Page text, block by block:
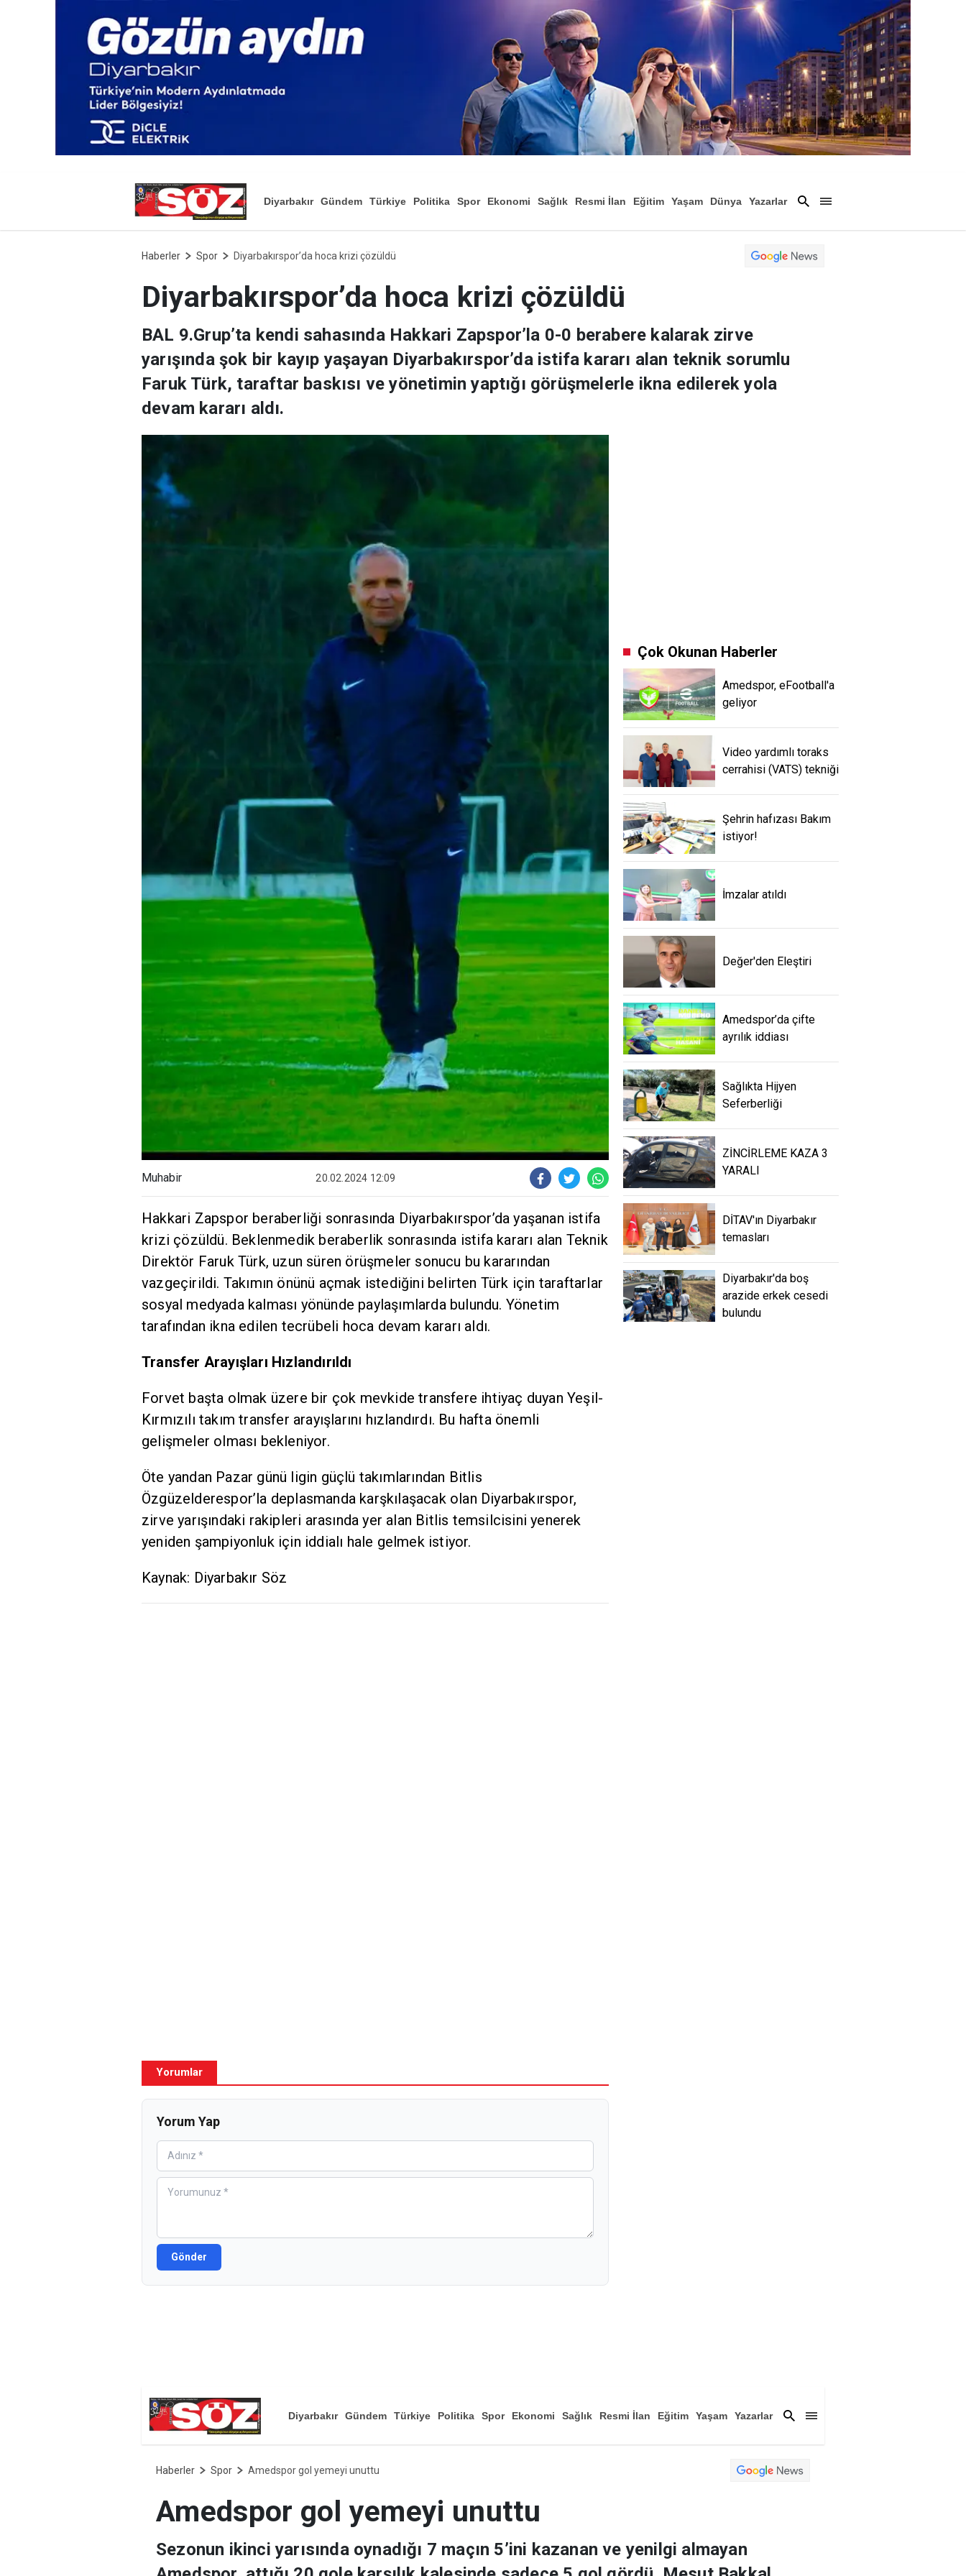
Diyarbakır Gündem Türkiye Politika Spor Ekonomi Sağlık Resmi İlan Eğitim Yaşam
Dünya
Yazarlar
Haberler Spor Diyarbakırspor’da hoca krizi çözüldü
Diyarbakırspor’da hoca krizi çözüldü
BAL 9.Grup’ta kendi sahasında Hakkari Zapspor’la 0-0 berabere kalarak zirve
yarışında şok bir kayıp yaşayan Diyarbakırspor’da istifa kararı alan teknik sorumlu
Faruk Türk, taraftar baskısı ve yönetimin yaptığı görüşmelerle ikna edilerek yola
devam kararı aldı.
Muhabir 20.02.2024 12:09
Hakkari Zapspor beraberliği sonrasında Diyarbakırspor’da yaşanan istifa
krizi çözüldü. Beklenmedik beraberlik sonrasında istifa kararı alan Teknik
Direktör Faruk Türk, uzun süren örüşmeler sonucu bu kararından
vazgeçirildi. Takımın önünü açmak istediğini belirten Türk için taraftarlar
sosyal medyada kalması yönünde paylaşımlarda bulundu. Yönetim
tarafından ikna edilen tecrübeli hoca devam kararı aldı.
Transfer Arayışları Hızlandırıldı
Forvet başta olmak üzere bir çok mevkide transfere ihtiyaç duyan Yeşil-
Kırmızılı takım transfer arayışlarını hızlandırdı. Bu hafta önemli
gelişmeler olması bekleniyor.
Öte yandan Pazar günü ligin güçlü takımlarından Bitlis
Özgüzelderespor’la deplasmanda karşkılaşacak olan Diyarbakırspor,
zirve yarışındaki rakipleri arasında yer alan Bitlis temsilcisini yenerek
yeniden şampiyonluk için iddialı hale gelmek istiyor.
Kaynak: Diyarbakır Söz
Yorumlar
Yorum Yap
Gönder
Çok Okunan Haberler
Amedspor, eFootball'a
geliyor
Video yardımlı toraks
cerrahisi (VATS) tekniği
Şehrin hafızası Bakım
istiyor!
İmzalar atıldı
Değer'den Eleştiri
Amedspor’da çifte
ayrılık iddiası
Sağlıkta Hijyen
Seferberliği
ZİNCİRLEME KAZA 3
YARALI
DİTAV'ın Diyarbakır
temasları
Diyarbakır'da boş
arazide erkek cesedi
bulundu
Haberler Spor Amedspor gol yemeyi unuttu
Amedspor gol yemeyi unuttu